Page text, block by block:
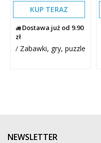
KUP TERAZ
Dostawa już od 9.90
zł
/ Zabawki, gry, puzzle
NEWSLETTER